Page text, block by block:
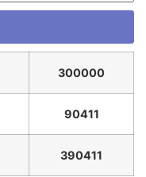
300000
90411
390411